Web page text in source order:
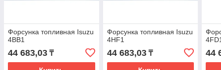
Форсунка топливная Isuzu
4BB1
44 683,03 ₸
Форсунка топливная Isuzu
4HF1
44 683,03₸ 44